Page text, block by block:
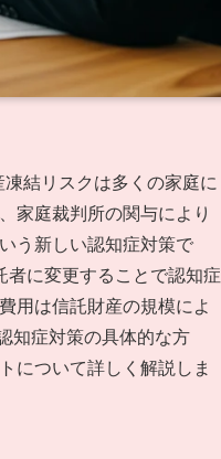
結リスクは多くの家庭に
家庭裁判所の関与により
う新しい認知症対策で
者に変更することで認知症
用は信託財産の規模によ
知症対策の具体的な方
について詳しく解説しま